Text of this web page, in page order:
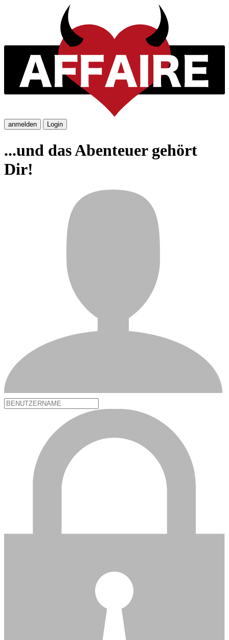
anmelden Login
...und das Abenteuer gehört
Dir!